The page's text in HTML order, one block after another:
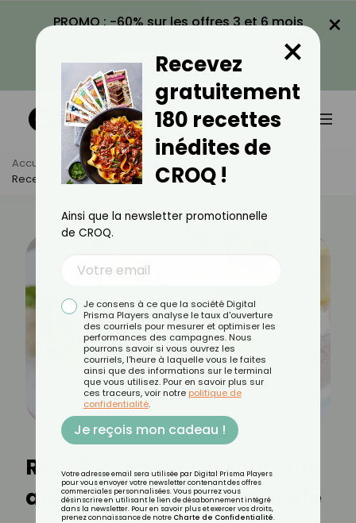
PROMO : -60% sur les offres 3 et 6 mois
VOIR LA PROMO
×
Accueil Actus
Recettes
Recette Légère Du Fondant Au Caramel Au Beurre Salé
Recette légère du fondant
au caramel au beurre salé
Recevez
gratuitement
180 recettes
inédites de
CROQ !
×
Ainsi que la newsletter promotionnelle
de CROQ.
Je consens à ce que la société Digital
Prisma Players analyse le taux d'ouverture
des courriels pour mesurer et optimiser les
performances des campagnes. Nous
pourrons savoir si vous ouvrez les
courriels, l'heure à laquelle vous le faites
ainsi que des informations sur le terminal
que vous utilisez. Pour en savoir plus sur
ces traceurs, voir notre politique de
confidentialité.
Je reçois mon cadeau !
Votre adresse email sera utilisée par Digital Prisma Players
pour vous envoyer votre newsletter contenant des offres
commerciales personnalisées. Vous pourrez vous
désinscrire en utilisant le lien de désabonnement intégré
dans la newsletter. Pour en savoir plus et exercer vos droits,
prenez connaissance de notre Charte de Confidentialité.